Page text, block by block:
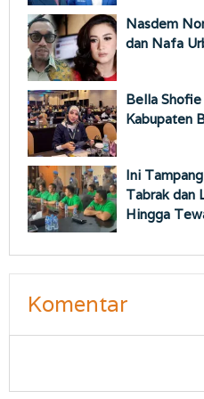
Nasdem
dan Nafa
Bella
Kabupaten
Ini
Tabrak dan
Hingga
Komentar